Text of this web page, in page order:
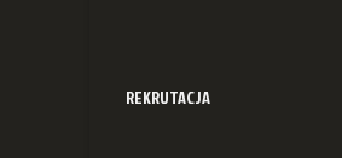
REKRUTACJA